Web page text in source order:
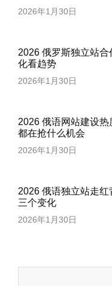
2026年1月30日
2026 俄罗斯独立站
化看趋势
2026年1月30日
2026 俄语网站建设
都在抢什么机会
2026年1月30日
2026 俄语独立站走
三个变化
2026年1月30日